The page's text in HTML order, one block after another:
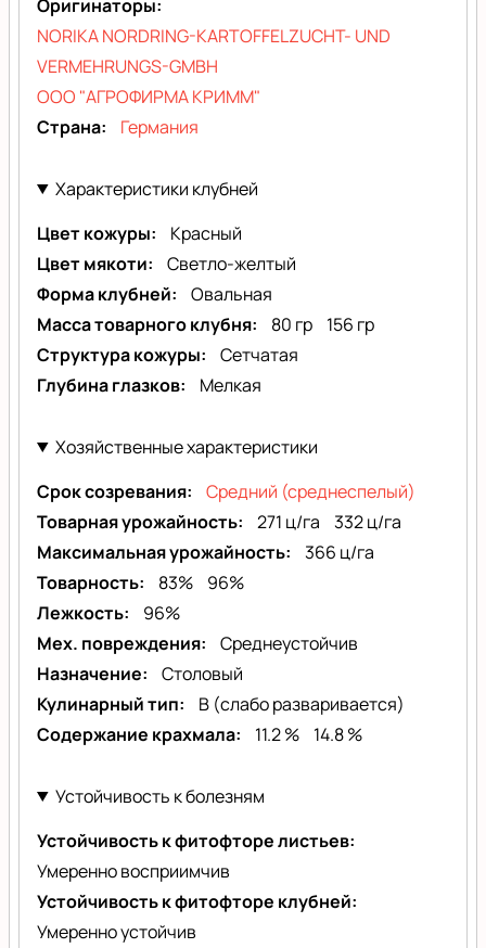
Оригинаторы
NORIKA NORDRING-KARTOFFELZUCHT- UND
VERMEHRUNGS-GMBH
ООО "АГРОФИРМА КРИММ"
Страна
Германия
Характеристики клубней
Цвет кожуры
Красный
Цвет мякоти
Светло-желтый
Форма клубней
Овальная
Масса товарного клубня
80 гр
156 гр
Структура кожуры
Сетчатая
Глубина глазков
Мелкая
Хозяйственные характеристики
Срок созревания
Средний (среднеспелый)
Товарная урожайность
271 ц/га
332 ц/га
Максимальная урожайность
366 ц/га
Товарность
83%
96%
Лежкость
96%
Мех. повреждения
Среднеустойчив
Назначение
Столовый
Кулинарный тип
B (слабо разваривается)
Содержание крахмала
11.2 % 14.8 %
Устойчивость к болезням
Устойчивость к фитофторе листьев
Умеренно восприимчив
Устойчивость к фитофторе клубней
Умеренно устойчив